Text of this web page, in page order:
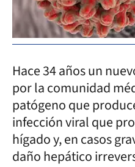
Hace 34 años un
por la comunidad
patógeno que
infección viral que
hígado y, en casos
daño hepático